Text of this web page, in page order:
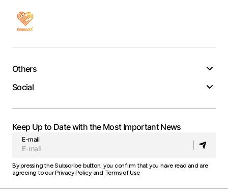
Others
Social
Keep Up to Date with the Most Important News
E-mail
By pressing the Subscribe button, you confirm that you have read and are
agreeing to ourPrivacy Policyand Terms of Use